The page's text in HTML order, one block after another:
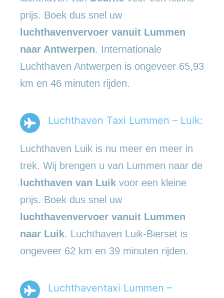
prijs. Boek dus snel uw
luchthavenvervoer vanuit Lummen
naar Antwerpen. Internationale
Luchthaven Antwerpen is ongeveer 65,93
km en 46 minuten rijden.
Luchthaven Taxi Lummen – Luik:
Luchthaven Luik is nu meer en meer in
trek. Wij brengen u van Lummen naar de
luchthaven van Luik voor een kleine
prijs. Boek dus snel uw
luchthavenvervoer vanuit Lummen
naar Luik. Luchthaven Luik-Bierset is
ongeveer 62 km en 39 minuten rijden.
Luchthaventaxi Lummen –